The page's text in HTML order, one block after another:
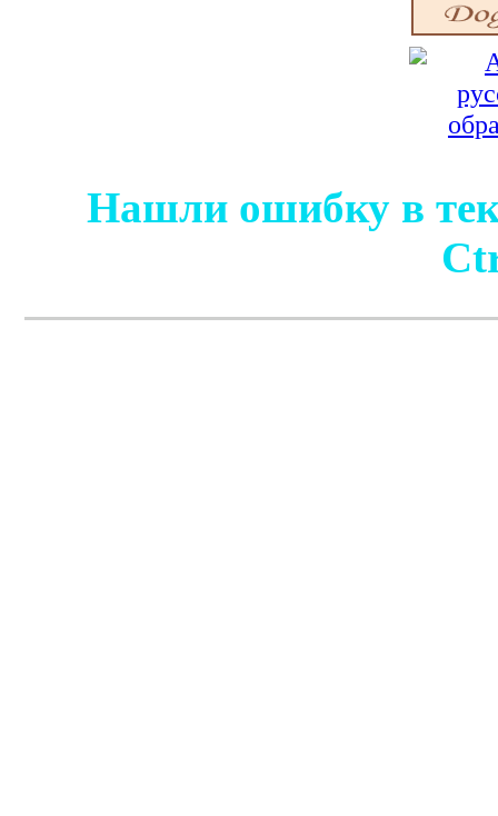
Нашли ошибку в